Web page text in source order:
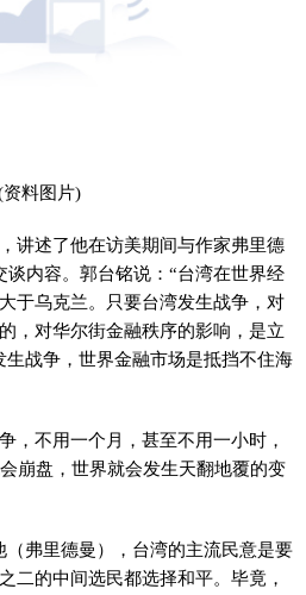
资料图片)
讲述了他在访美期间与作家弗里德
谈内容。郭台铭说：“台湾在世界经
于乌克兰。只要台湾发生战争，对
，对华尔街金融秩序的影响，是立
战争，世界金融市场是抵挡不住海
，不用一个月，甚至不用一小时，
崩盘，世界就会发生天翻地覆的变
弗里德曼），台湾的主流民意是要
二的中间选民都选择和平。毕竟，